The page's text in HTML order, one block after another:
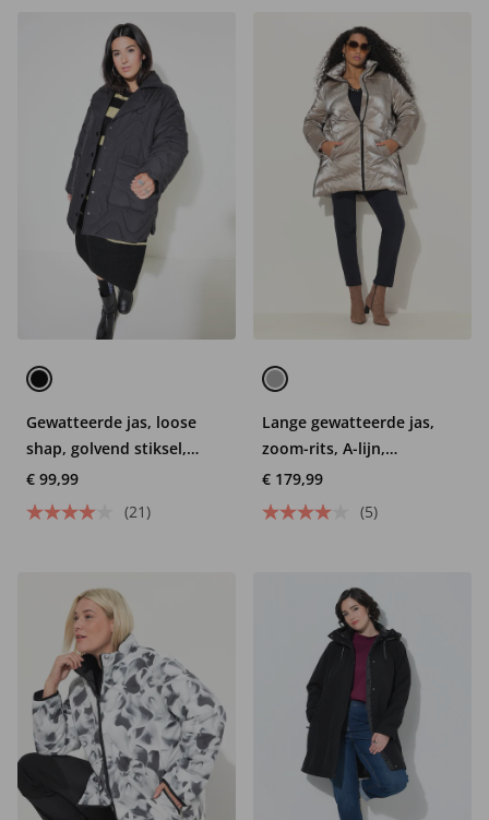
Gewatteerde jas, loose
shap, golvend stiksel,
reverskraag, zijsplit
€ 99,99
(21)
Lange gewatteerde jas,
zoom-rits, A-lijn,
opstaande kraag
€ 179,99
(5)